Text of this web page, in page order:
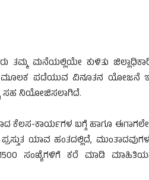
ತಮ್ಮ ಮನೆಯಲ್ಲಿಯೇ ಕುಳಿತು
ಪಡೆಯುವ ವಿನೂತನ ಯೋಜನೆ
ಸಹ ನಿಯೋಜಿಸಲಾಗಿದೆ.
ಕೆಲಸ-ಕಾರ್ಯಗಳ ಬಗ್ಗೆ ಹಾಗೂ
ಯಾವ ಹಂತದಲ್ಲಿದೆ,
ಸಂಖ್ಯೆಗಳಿಗೆ ಕರೆ ಮಾಡಿ